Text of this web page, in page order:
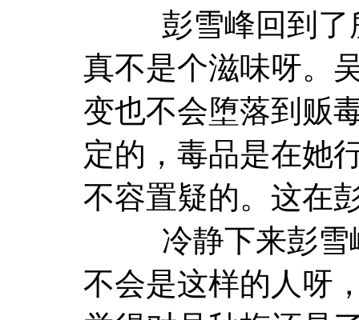
彭雪峰回到了所
真不是个滋味呀。
变也不会堕落到贩
定的，毒品是在她
不容置疑的。这在
冷静下来彭雪峰
不会是这样的人呀